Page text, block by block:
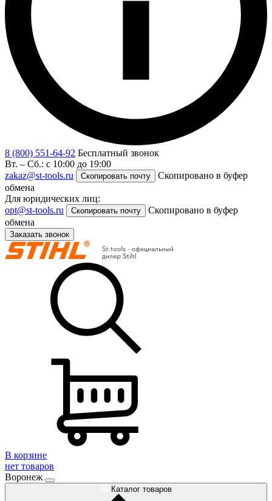
8 (800) 551-64-92 Бесплатный звонок
Вт. – Сб.: с 10:00 до 19:00
zakaz@st-tools.ru
Скопировать почту
Скопировано в буфер
обмена
Для юридических лиц:
opt@st-tools.ru
Скопировать почту
Скопировано в буфер
обмена
Заказать звонок
В корзине
нет товаров
Воронеж
Каталог товаров